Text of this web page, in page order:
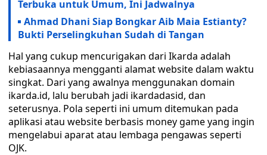
Terbuka untuk Umum, Ini Jadwalnya
Ahmad Dhani Siap Bongkar Aib Maia Estianty?
Bukti Perselingkuhan Sudah di Tangan
Hal yang cukup mencurigakan dari Ikarda adalah
kebiasaannya mengganti alamat website dalam waktu
singkat. Dari yang awalnya menggunakan domain
ikarda.id, lalu berubah jadi ikardadasid, dan
seterusnya. Pola seperti ini umum ditemukan pada
aplikasi atau website berbasis money game yang ingin
mengelabui aparat atau lembaga pengawas seperti
OJK.